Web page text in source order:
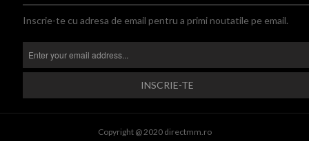
Inscrie-te cu adresa de email pentru a primi noutatile pe email.
Copyright @ 2020 directmm.ro